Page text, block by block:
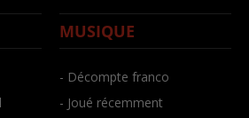
MUSIQUE
- Décompte franco
- Joué récemment